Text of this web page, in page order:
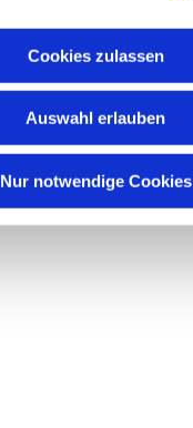
Cookies zulassen
Auswahl erlauben
Nur notwendige Cookies